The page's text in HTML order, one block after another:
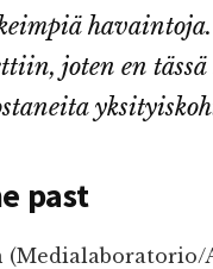
joten en
past